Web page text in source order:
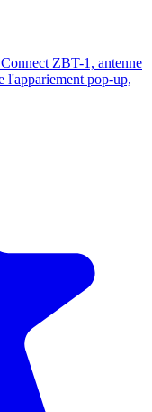
ZBT-1, antenne
l'appariement pop-up,